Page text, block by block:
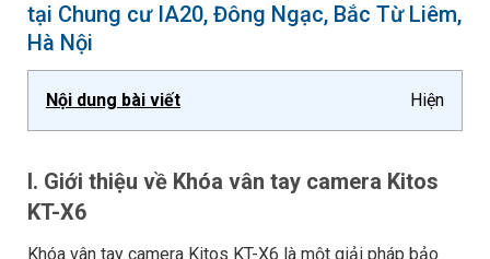
tại Chung cư IA20, Đông Ngạc, Bắc Từ Liêm,
Hà Nội
Nội dung bài viết Hiện
I. Giới thiệu về Khóa vân tay camera Kitos
KT-X6
Khóa vân tay camera Kitos KT-X6 là một giải pháp bảo